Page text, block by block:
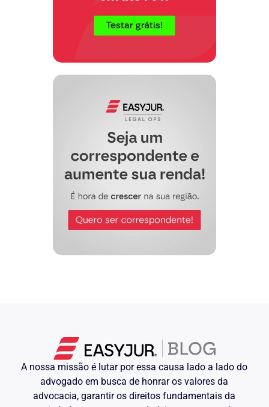
A nossa missão é lutar por essa causa lado a lado do
advogado em busca de honrar os valores da
advocacia, garantir os direitos fundamentais da